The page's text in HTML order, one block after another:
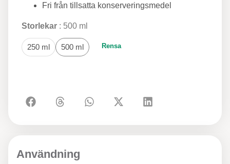
Fri från tillsatta konserveringsmedel
Storlekar 500 ml
250 ml 500 ml Rensa
Användning